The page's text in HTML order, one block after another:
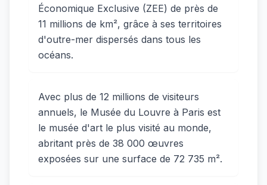
Économique Exclusive (ZEE) de près de
11 millions de km², grâce à ses territoires
d'outre-mer dispersés dans tous les
océans.
Avec plus de 12 millions de visiteurs
annuels, le Musée du Louvre à Paris est
le musée d'art le plus visité au monde,
abritant près de 38 000 œuvres
exposées sur une surface de 72 735 m².